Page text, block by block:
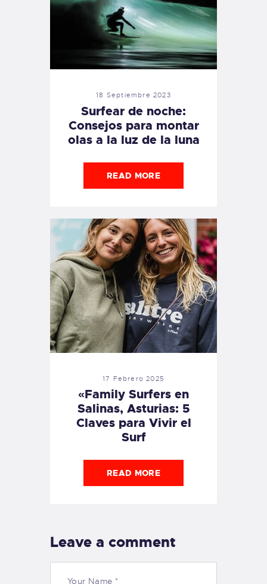
18 Septiembre 2023
Surfear de noche:
Consejos para montar
olas a la luz de la luna
READ MORE
17 Febrero 2025
«Family Surfers en
Salinas, Asturias: 5
Claves para Vivir el
Surf
READ MORE
Leave a comment